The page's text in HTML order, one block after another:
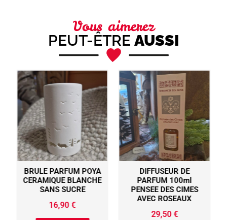
Vous aimerez
PEUT-ÊTRE AUSSI
BRULE PARFUM POYA
CERAMIQUE BLANCHE
SANS SUCRE
16,90€
DIFFUSEUR DE
PARFUM 100ml
PENSEE DES CIMES
AVEC ROSEAUX
29,50€